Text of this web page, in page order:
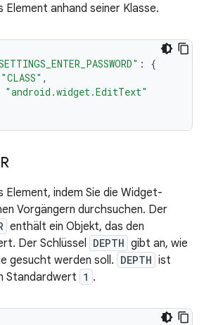
Element anhand seiner Klasse.
:
{
"CLASS" ,
"android.widget.EditText"
Element, indem Sie die Widget-
Vorgängern durchsuchen. Der
enthält ein Objekt, das den
Der Schlüssel DEPTH gibt an, wie
gesucht werden soll. DEPTH ist
Standardwert 1 .